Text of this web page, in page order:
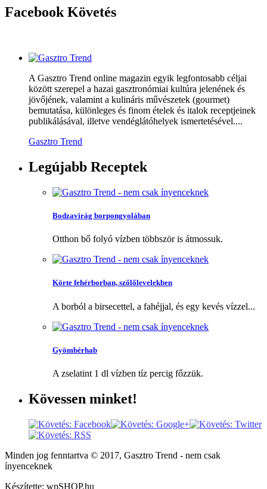
Facebook Követés
A Gasztro Trend online magazin egyik legfontosabb céljai
között szerepel a hazai gasztronómiai kultúra jelenének és
jövőjének, valamint a kulináris művészetek (gourmet)
bemutatása, különleges és finom ételek és italok receptjeinek
publikálásával, illetve vendéglátóhelyek ismertetésével....
Gasztro Trend
Legújabb Receptek
Bodzavirág borpongyolában
Otthon bő folyó vízben többször is átmossuk.
Körte fehérborban, szőlőlevelekben
A borból a birsecettel, a fahéjjal, és egy kevés vízzel...
Gyömbérhab
A zselatint 1 dl vízben tíz percig főzzük.
Kövessen minket!
Minden jog fenntartva © 2017, Gasztro Trend - nem csak
ínyenceknek
Készítette: wpSHOP.hu